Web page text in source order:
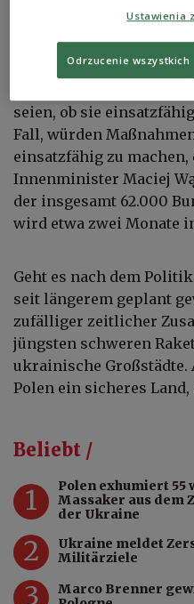
Mit Blick auf den Krieg
Polen alle landesweit
Schutzräume. Die
seien, ob sie
Fall, würden
einsatzfähig zu
Innenminister Maciej
der insgesamt 62.000
wird etwa zwei Monate
Geht es nach dem
seit längerem geplant
zufälliger zeitlicher
jüngsten schweren
ukrainische Großstädte.
Polen ein sicheres Land,
Beliebt /
1
Polen exhumiert 55
Massaker aus dem
der Ukraine
2
Ukraine meldet
Militärziele
3
Marco Brenner
Ustawienia
Odrzucenie wszystkich